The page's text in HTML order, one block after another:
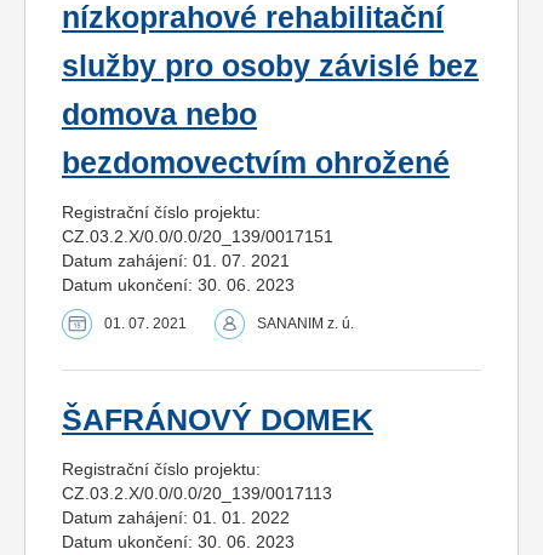
nízkoprahové rehabilitační
služby pro osoby závislé bez
domova nebo
bezdomovectvím ohrožené
Registrační číslo projektu:
CZ.03.2.X/0.0/0.0/20_139/0017151
Datum zahájení: 01. 07. 2021
Datum ukončení: 30. 06. 2023
01. 07. 2021 SANANIM z. ú.
ŠAFRÁNOVÝ DOMEK
Registrační číslo projektu:
CZ.03.2.X/0.0/0.0/20_139/0017113
Datum zahájení: 01. 01. 2022
Datum ukončení: 30. 06. 2023